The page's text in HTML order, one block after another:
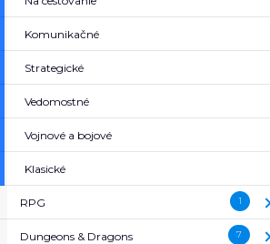
Komunikačné
Strategické
Vedomostné
Vojnové a bojové
Klasické
1
RPG
7
Dungeons & Dragons